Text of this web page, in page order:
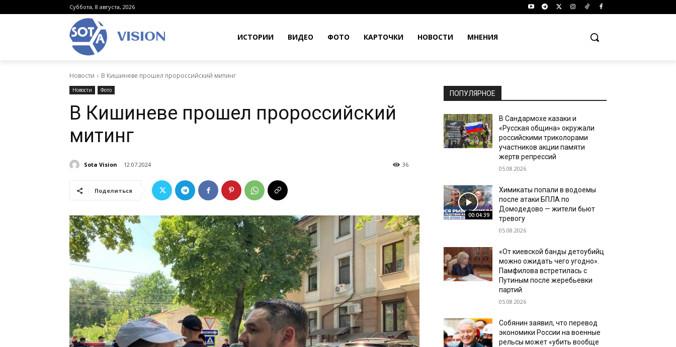
Суббота, 8 августа, 2026
VISION ИСТОРИИ ВИДЕО ФОТО КАРТОЧКИ НОВОСТИ МНЕНИЯ
Новости В Кишиневе прошел пророссийский митинг
Новости Фото
В Кишиневе прошел пророссийский
митинг
Sota Vision 12.07.2024 36
Поделиться
ПОПУЛЯРНОЕ
В Сандармохе казаки и
«Русская община» окружали
российскими триколорами
участников акции памяти
жертв репрессий
05.08.2026
00:04:39
Химикаты попали в водоемы
после атаки БПЛА по
Домодедово — жители бьют
тревогу
05.08.2026
«От киевской банды детоубийц
можно ожидать чего угодно».
Памфилова встретилась с
Путиным после жеребьевки
партий
05.08.2026
Собянин заявил, что перевод
экономики России на военные
рельсы может «убить вообще